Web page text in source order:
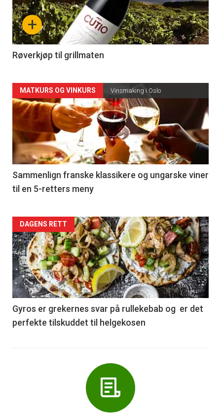
nå
-
4
+
Røverkjøp til grillmaten
Forsiden
akkurat
nå
-
5
MATKURS OG VINKURS Vinsmaking i Oslo
Sammenlign franske klassikere og ungarske viner
til en 5-retters meny
Forsiden
akkurat
nå
-
6
DAGENS RETT
Gyros er grekernes svar på rullekebab og er det
perfekte tilskuddet til helgekosen